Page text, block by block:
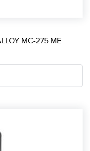
МС-275 МЕ